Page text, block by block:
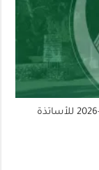
تجدون في المرفق مستخرج المستفيدين منحة -2026 للأساتذة